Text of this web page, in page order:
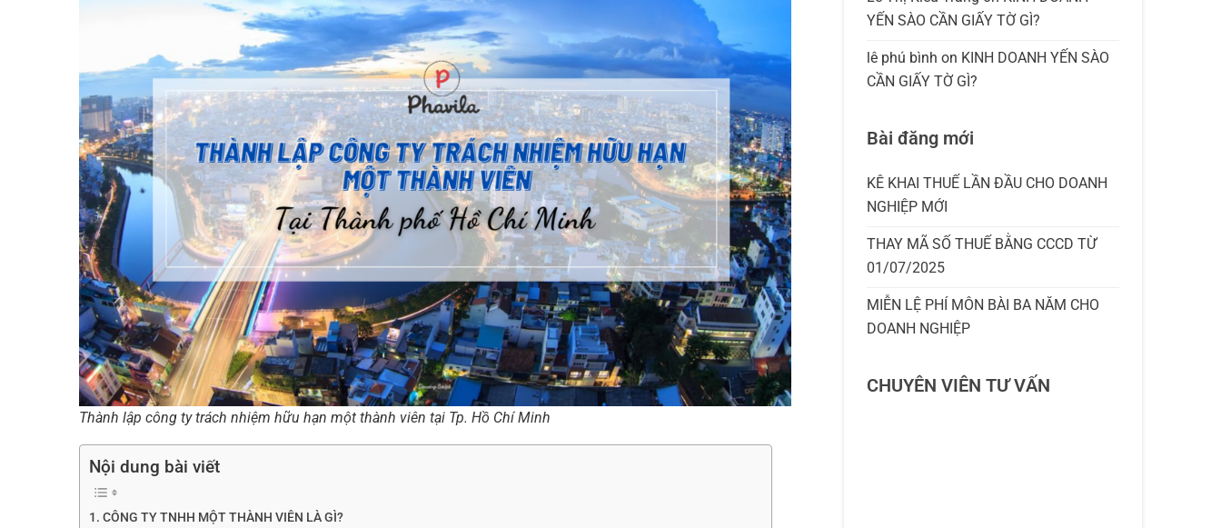
Thành lập công ty trách nhiệm hữu hạn một thành viên tại Tp. Hồ Chí Minh
Nội dung bài viết
CÔNG TY TNHH MỘT THÀNH VIÊN LÀ GÌ?
YẾN SÀO CẦN GIẤY TỜ GÌ?
lê phú bình on KINH DOANH YẾN SÀO
CẦN GIẤY TỜ GÌ?
Bài đăng mới
KÊ KHAI THUẾ LẦN ĐẦU CHO DOANH
NGHIỆP MỚI
THAY MÃ SỐ THUẾ BẰNG CCCD TỪ
01/07/2025
MIỄN LỆ PHÍ MÔN BÀI BA NĂM CHO
DOANH NGHIỆP
CHUYÊN VIÊN TƯ VẤN